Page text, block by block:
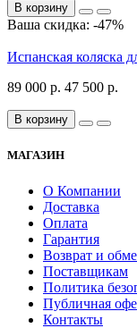
В корзину
Ваша скидка: -47%
Испанская коляска
89 000 р. 47 500 р.
В корзину
МАГАЗИН
О Компании
Доставка
Оплата
Гарантия
Возврат и
Поставщикам
Политика
Публичная
Контакты